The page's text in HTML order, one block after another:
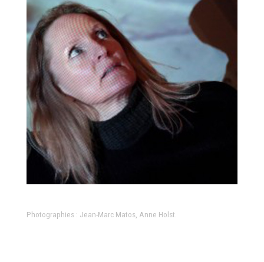
Photographies : Jean-Marc Matos, Anne Holst.